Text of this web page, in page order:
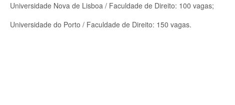
Universidade Nova de Lisboa / Faculdade de Direito: 100 vagas;
Universidade do Porto / Faculdade de Direito: 150 vagas.